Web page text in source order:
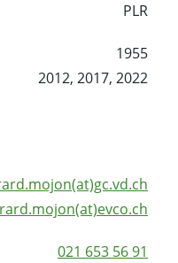
PLR
1955
2022
2017,
2012,
021 653 56 91